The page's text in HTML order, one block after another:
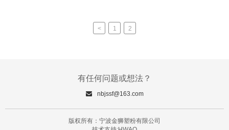
< 1 2
有任何问题或想法？
nbjssf@163.com
版权所有：宁波金狮塑粉有限公司